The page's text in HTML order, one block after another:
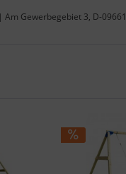
Gewerbegebiet 3, D-